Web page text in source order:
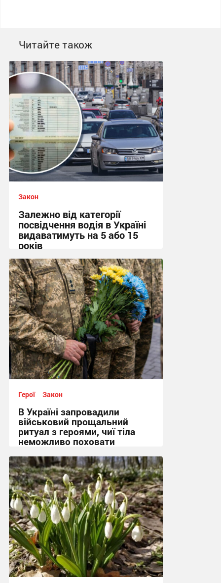
Читайте також
Закон
Залежно від категорії
посвідчення водія в Україні
видаватимуть на 5 або 15
років
13:48, 9.07.2026
Герої Закон
В Україні запровадили
військовий прощальний
ритуал з героями, чиї тіла
неможливо поховати
17:12, 14.05.2026